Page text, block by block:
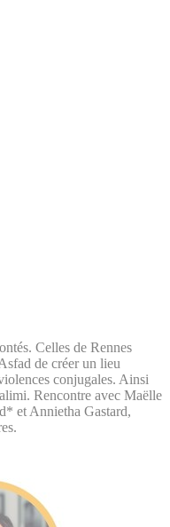
Celles de Rennes
de créer un lieu
conjugales. Ainsi
Rencontre avec Maëlle
et Annietha Gastard,